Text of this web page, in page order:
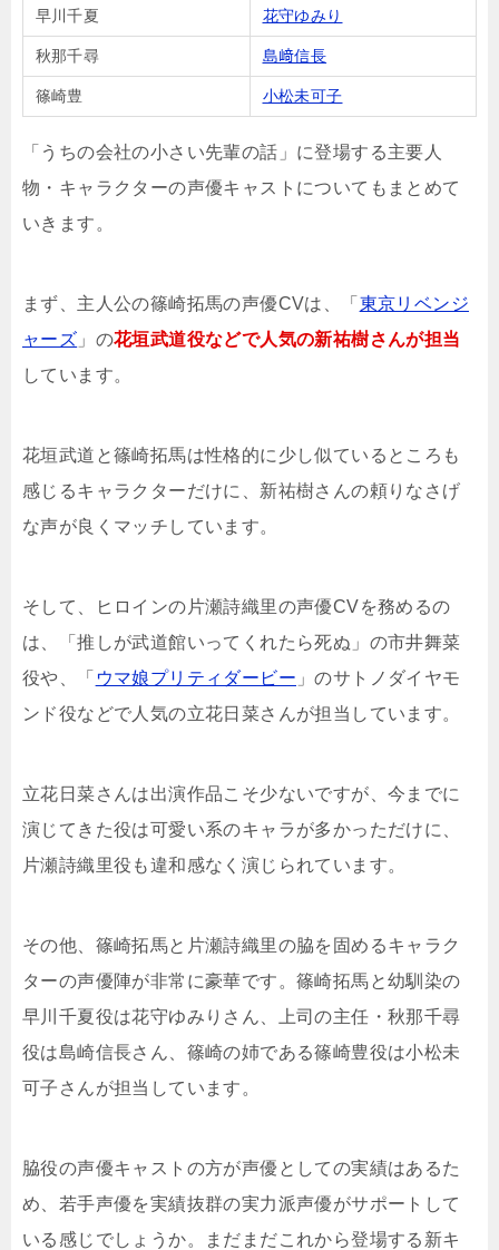
早川千夏 花守ゆみり
秋那千尋 島﨑信長
篠崎豊 小松未可子
「うちの会社の小さい先輩の話」に登場する主要人
物・キャラクターの声優キャストについてもまとめて
いきます。
まず、主人公の篠崎拓馬の声優CVは、「 東京リベンジ
ャーズ 」の花垣武道役などで人気の新祐樹さんが担当
しています。
花垣武道と篠崎拓馬は性格的に少し似ているところも
感じるキャラクターだけに、新祐樹さんの頼りなさげ
な声が良くマッチしています。
そして、ヒロインの片瀬詩織里の声優CVを務めるの
は、「推しが武道館いってくれたら死ぬ」の市井舞菜
役や、「 ウマ娘プリティダービー 」のサトノダイヤモ
ンド役などで人気の立花日菜さんが担当しています。
立花日菜さんは出演作品こそ少ないですが、今までに
演じてきた役は可愛い系のキャラが多かっただけに、
片瀬詩織里役も違和感なく演じられています。
その他、篠崎拓馬と片瀬詩織里の脇を固めるキャラク
ターの声優陣が非常に豪華です。篠崎拓馬と幼馴染の
早川千夏役は花守ゆみりさん、上司の主任・秋那千尋
役は島崎信長さん、篠崎の姉である篠崎豊役は小松未
可子さんが担当しています。
脇役の声優キャストの方が声優としての実績はあるた
め、若手声優を実績抜群の実力派声優がサポートして
いる感じでしょうか。まだまだこれから登場する新キ